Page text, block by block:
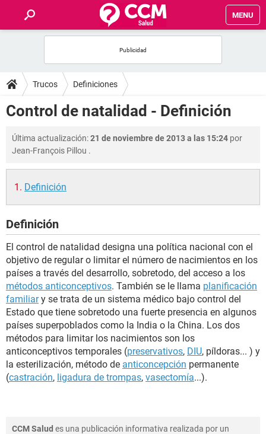
MENU
FOROS
SALUD
FAMILIA
NUTRICIÓN
SEXUALIDAD
GLOSARIO
Trucos Definiciones
Control de natalidad - Definición
Última actualización:21 de noviembre de 2013 a las 15:24 por
Jean-François Pillou .
Definición
Definición
El control de natalidad designa una política nacional con el
objetivo de regular o limitar el número de nacimientos en los
países a través del desarrollo, sobretodo, del acceso a los
métodos anticonceptivos. También se le llama planificación
familiary se trata de un sistema médico bajo control del
Estado que tiene sobretodo una fuerte presencia en algunos
países superpoblados como la India o la China. Los dos
métodos para limitar los nacimientos son los
anticonceptivos temporales (preservativos, DIU, píldoras... ) y
la esterilización, método de anticoncepción permanente
(castración, ligadura de trompas, vasectomía...).
CCM Salud es una publicación informativa realizada por un